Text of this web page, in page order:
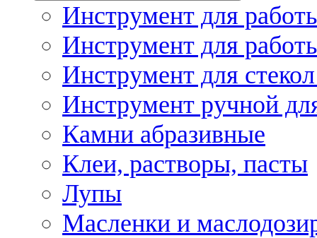
Инструмент для
Инструмент для
Инструмент для
Инструмент ручной
Камни абразивные
Клеи, растворы, пасты
Лупы
Масленки и